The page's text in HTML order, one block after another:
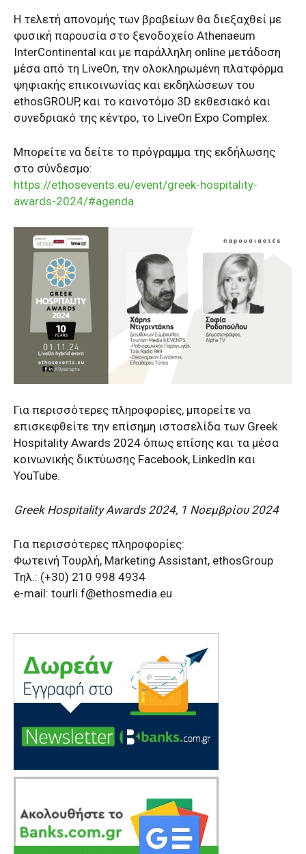
Η τελετή απονομής των βραβείων θα διεξαχθεί με
φυσική παρουσία στο ξενοδοχείο Athenaeum
InterContinental και με παράλληλη online μετάδοση
μέσα από τη LiveOn, την ολοκληρωμένη πλατφόρμα
ψηφιακής επικοινωνίας και εκδηλώσεων του
ethosGROUP, και το καινοτόμο 3D εκθεσιακό και
συνεδριακό της κέντρο, το LiveOn Expo Complex.
Μπορείτε να δείτε το πρόγραμμα της εκδήλωσης
στο σύνδεσμο:
https://ethosevents.eu/event/greek-hospitality-
awards-2024/#agenda
Για περισσότερες πληροφορίες, μπορείτε να
επισκεφθείτε την επίσημη ιστοσελίδα των Greek
Hospitality Awards 2024 όπως επίσης και τα μέσα
κοινωνικής δικτύωσης Facebook, LinkedIn και
YouTube.
Greek Hospitality Awards 2024, 1 Νοεμβρίου 2024
Για περισσότερες πληροφορίες:
Φωτεινή Τουρλή, Marketing Assistant, ethosGroup
Τηλ.: (+30) 210 998 4934
e-mail: tourli.f@ethosmedia.eu